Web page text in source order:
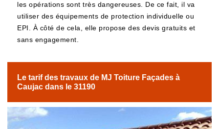
les opérations sont très dangereuses. De ce fait, il va
utiliser des équipements de protection individuelle ou
EPI. À côté de cela, elle propose des devis gratuits et
sans engagement.
Le tarif des travaux de MJ Toiture Façades à
Caujac dans le 31190